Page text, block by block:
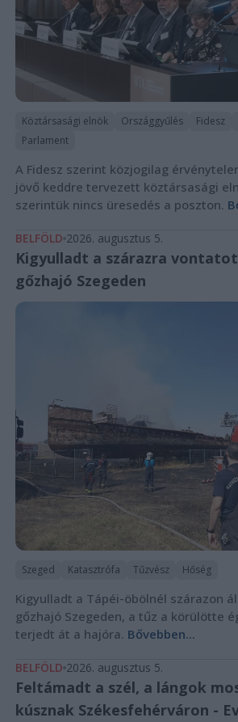
Köztársasági elnök Országgyűlés Fidesz
Parlament
A Fidesz szerint közjogilag
jövő keddre tervezett köztársasági
szerintük nincs üresedés a poszton.
BELFÖLD 2026. augusztus 5.
Kigyulladt a szárazra
gőzhajó Szegeden
Szeged Katasztrófa Tűzvész Hőség
Kigyulladt a Tápéi-öbölnél szárazon
gőzhajó Szegeden, a tűz a körülötte
terjedt át a hajóra. Bővebben...
BELFÖLD 2026. augusztus 5.
Feltámadt a szél, a lángok
kúsznak Székesfehérváron -